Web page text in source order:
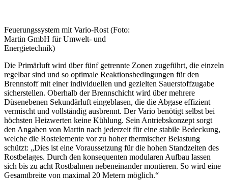
Feuerungssystem mit Vario-Rost (Foto:
Martin GmbH für Umwelt- und
Energietechnik)
Die Primärluft wird über fünf getrennte Zonen zugeführt, die einzeln
regelbar sind und so optimale Reaktionsbedingungen für den
Brennstoff mit einer individuellen und gezielten Sauerstoffzugabe
sicherstellen. Oberhalb der Brennschicht wird über mehrere
Düsenebenen Sekundärluft eingeblasen, die die Abgase effizient
vermischt und vollständig ausbrennt. Der Vario benötigt selbst bei
höchsten Heizwerten keine Kühlung. Sein Antriebskonzept sorgt
den Angaben von Martin nach jederzeit für eine stabile Bedeckung,
welche die Rostelemente vor zu hoher thermischer Belastung
schützt: „Dies ist eine Voraussetzung für die hohen Standzeiten des
Rostbelages. Durch den konsequenten modularen Aufbau lassen
sich bis zu acht Rostbahnen nebeneinander montieren. So wird eine
Gesamtbreite von maximal 20 Metern möglich.“